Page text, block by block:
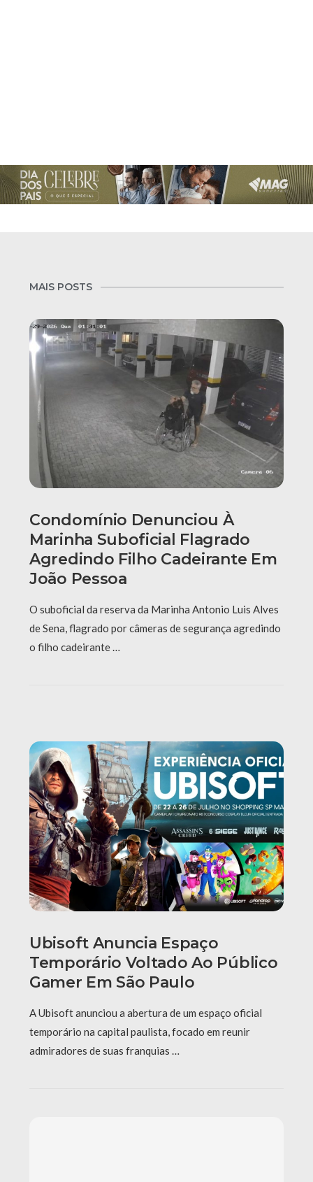
MAIS POSTS
Condomínio Denunciou À
Marinha Suboficial Flagrado
Agredindo Filho Cadeirante Em
João Pessoa
O suboficial da reserva da Marinha Antonio Luis Alves
de Sena, flagrado por câmeras de segurança agredindo
o filho cadeirante …
Ubisoft Anuncia Espaço
Temporário Voltado Ao Público
Gamer Em São Paulo
A Ubisoft anunciou a abertura de um espaço oficial
temporário na capital paulista, focado em reunir
admiradores de suas franquias …